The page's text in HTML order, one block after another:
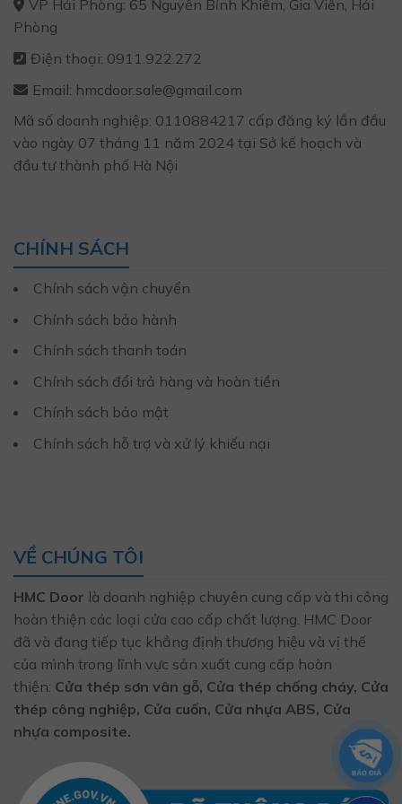
VP Hải Phòng: 65 Nguyễn Bỉnh Khiêm, Gia Viên, Hải
Phòng
Điện thoại: 0911.922.272
Email: hmcdoor.sale@gmail.com
Mã số doanh nghiệp: 0110884217 cấp đăng ký lần đầu
vào ngày 07 tháng 11 năm 2024 tại Sở kế hoạch và
đầu tư thành phố Hà Nội
CHÍNH SÁCH
Chính sách vận chuyển
Chính sách bảo hành
Chính sách thanh toán
Chính sách đổi trả hàng và hoàn tiền
Chính sách bảo mật
Chính sách hỗ trợ và xử lý khiếu nại
VỀ CHÚNG TÔI
HMC Door là doanh nghiệp chuyên cung cấp và thi công
hoàn thiện các loại cửa cao cấp chất lượng. HMC Door
đã và đang tiếp tục khẳng định thương hiệu và vị thế
của mình trong lĩnh vực sản xuất cung cấp hoàn
thiện: Cửa thép sơn vân gỗ, Cửa thép chống cháy, Cửa
thép công nghiệp, Cửa cuốn, Cửa nhựa ABS, Cửa
nhựa composite.